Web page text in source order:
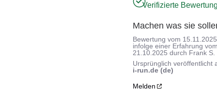
Verifizierte
Machen was sie
Bewertung vom 15.11.2025
infolge einer Erfahrung
21.10.2025 durch Frank S.
Ursprünglich veröffentlicht
i-run.de (de)
Melden